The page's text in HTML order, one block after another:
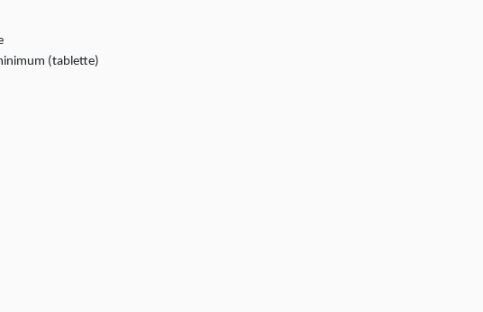
(tablette)